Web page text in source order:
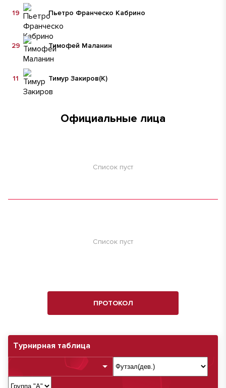
Турнирная таблица
Пьетро Франческо Кабрино
19
Тимофей Маланин
29
Тимур Закиров(К)
11
Официальные лица
Список пуст
Список пуст
ПРОТОКОЛ